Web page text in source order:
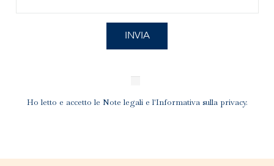
Ho letto e accetto le Note legalie l'Informativa sulla privacy.